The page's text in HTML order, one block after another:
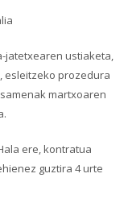
jatetxearen ustiaketa,
esleitzeko prozedura
martxoaren
ere, kontratua
guztira 4 urte